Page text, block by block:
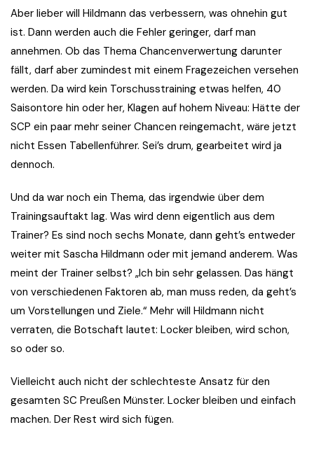
Aber lieber will Hildmann das verbessern, was ohnehin gut
ist. Dann werden auch die Fehler geringer, darf man
annehmen. Ob das Thema Chancenverwertung darunter
fällt, darf aber zumindest mit einem Fragezeichen versehen
werden. Da wird kein Torschusstraining etwas helfen, 40
Saisontore hin oder her, Klagen auf hohem Niveau: Hätte der
SCP ein paar mehr seiner Chancen reingemacht, wäre jetzt
nicht Essen Tabellenführer. Sei’s drum, gearbeitet wird ja
dennoch.
Und da war noch ein Thema, das irgendwie über dem
Trainingsauftakt lag. Was wird denn eigentlich aus dem
Trainer? Es sind noch sechs Monate, dann geht’s entweder
weiter mit Sascha Hildmann oder mit jemand anderem. Was
meint der Trainer selbst? „Ich bin sehr gelassen. Das hängt
von verschiedenen Faktoren ab, man muss reden, da geht’s
um Vorstellungen und Ziele.“ Mehr will Hildmann nicht
verraten, die Botschaft lautet: Locker bleiben, wird schon,
so oder so.
Vielleicht auch nicht der schlechteste Ansatz für den
gesamten SC Preußen Münster. Locker bleiben und einfach
machen. Der Rest wird sich fügen.